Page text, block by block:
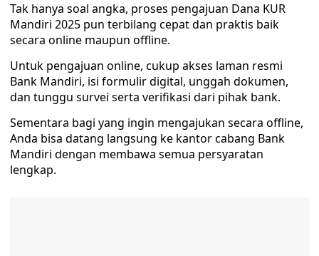
Tak hanya soal angka, proses pengajuan Dana KUR
Mandiri 2025 pun terbilang cepat dan praktis baik
secara online maupun offline.
Untuk pengajuan online, cukup akses laman resmi
Bank Mandiri, isi formulir digital, unggah dokumen,
dan tunggu survei serta verifikasi dari pihak bank.
Sementara bagi yang ingin mengajukan secara offline,
Anda bisa datang langsung ke kantor cabang Bank
Mandiri dengan membawa semua persyaratan
lengkap.